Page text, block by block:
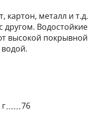
картон, металл и т.д.
другом. Водостойкие
высокой покрывной
76